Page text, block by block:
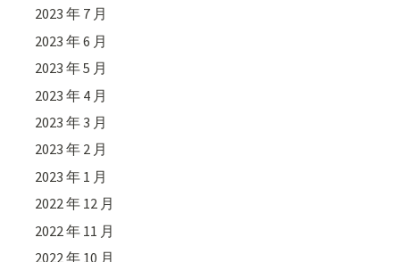
2023 年 7 月
2023 年 6 月
2023 年 5 月
2023 年 4 月
2023 年 3 月
2023 年 2 月
2023 年 1 月
2022 年 12 月
2022 年 11 月
2022 年 10 月